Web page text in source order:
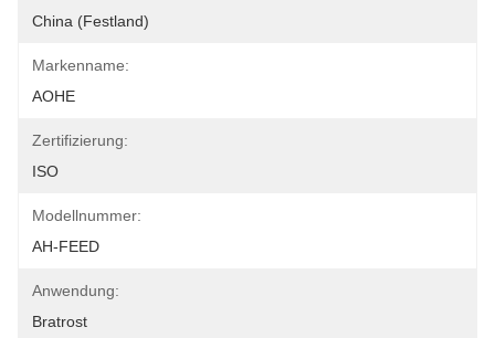
China (Festland)
Markenname:
AOHE
Zertifizierung:
ISO
Modellnummer:
AH-FEED
Anwendung:
Bratrost